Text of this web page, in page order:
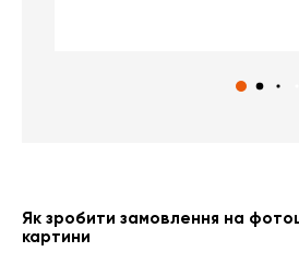
Як зробити замовлення на
картини